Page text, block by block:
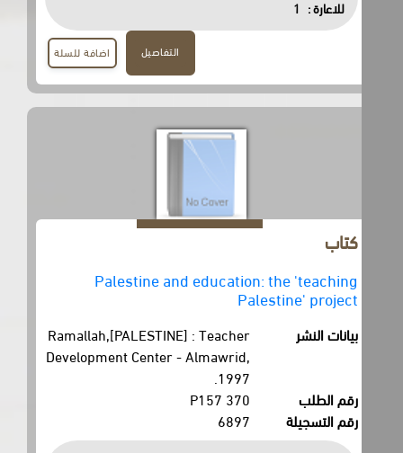
للاعارة :
1
اضافة للسلة
Palestine and education: the 'teaching
Palestine' project
بيانات النشر
Ramallah,[PALESTINE] : Teacher
Development Center - Almawrid,
رقم الطلب
رقم التسجيلة
6897